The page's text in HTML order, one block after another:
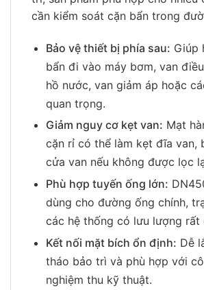
cần kiểm soát cặn bẩn trong
Bảo vệ thiết bị phía sau: Giúp
bẩn đi vào máy bơm, van
hồ nước, van giảm áp hoặc
quan trọng.
Giảm nguy cơ kẹt van: Mạt
cặn rỉ có thể làm kẹt đĩa van,
cửa van nếu không được lọc
Phù hợp tuyến ống lớn:
dùng cho đường ống chính,
các hệ thống có lưu lượng rất
Kết nối mặt bích ổn định: Dễ
tháo bảo trì và phù hợp với
nghiệm thu kỹ thuật.